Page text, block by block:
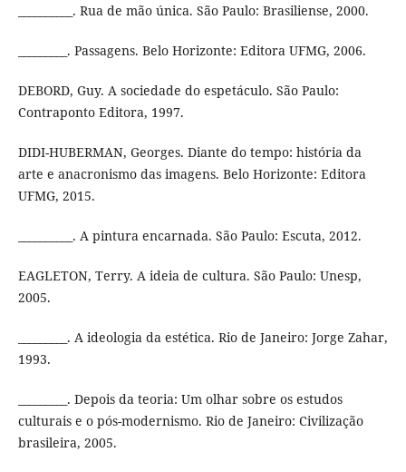
__________. Rua de mão única. São Paulo: Brasiliense, 2000.
_________. Passagens. Belo Horizonte: Editora UFMG, 2006.
DEBORD, Guy. A sociedade do espetáculo. São Paulo:
Contraponto Editora, 1997.
DIDI-HUBERMAN, Georges. Diante do tempo: história da
arte e anacronismo das imagens. Belo Horizonte: Editora
UFMG, 2015.
__________. A pintura encarnada. São Paulo: Escuta, 2012.
EAGLETON, Terry. A ideia de cultura. São Paulo: Unesp,
2005.
_________. A ideologia da estética. Rio de Janeiro: Jorge Zahar,
1993.
_________. Depois da teoria: Um olhar sobre os estudos
culturais e o pós-modernismo. Rio de Janeiro: Civilização
brasileira, 2005.